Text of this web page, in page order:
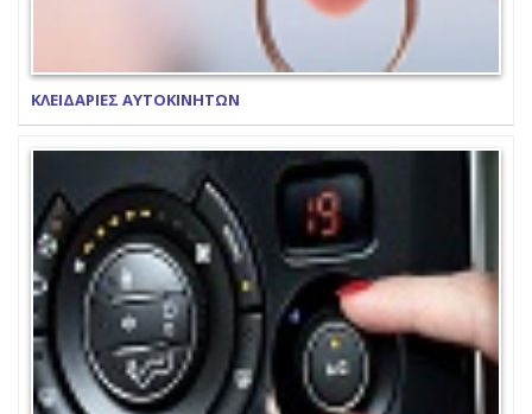
ΚΛΕΙΔΑΡΙΕΣ ΑΥΤΟΚΙΝΗΤΩΝ